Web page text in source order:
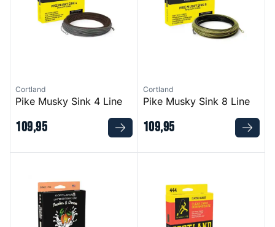
Cortland
Pike Musky Sink 4 Line
109,95
Cortland
Pike Musky Sink 8 Line
109,95